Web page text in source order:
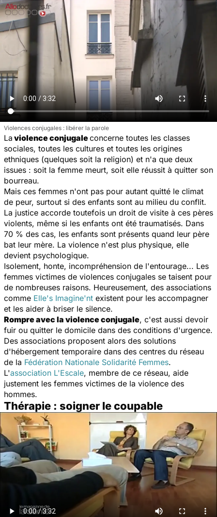
Violences conjugales : libérer la parole
La violence conjugaleconcerne toutes les classes
sociales, toutes les cultures et toutes les origines
ethniques (quelques soit la religion) et n'a que deux
issues : soit la femme meurt, soit elle réussit à quitter son
bourreau.
Mais ces femmes n'ont pas pour autant quitté le climat
de peur, surtout si des enfants sont au milieu du conflit.
La justice accorde toutefois un droit de visite à ces pères
violents, même si les enfants ont été traumatisés. Dans
70 % des cas, les enfants sont présents quand leur père
bat leur mère. La violence n'est plus physique, elle
devient psychologique.
Isolement, honte, incompréhension de l'entourage... Les
femmes victimes de violences conjugales se taisent pour
de nombreuses raisons. Heureusement, des associations
comme Elle's Imagine'nt existent pour les accompagner
et les aider à briser le silence.
Rompre avec la violence conjugale, c'est aussi devoir
fuir ou quitter le domicile dans des conditions d'urgence.
Des associations proposent alors des solutions
d'hébergement temporaire dans des centres du réseau
de la Fédération Nationale Solidarité Femmes.
L'association L'Escale, membre de ce réseau, aide
justement les femmes victimes de la violence des
hommes.
Thérapie : soigner le coupable